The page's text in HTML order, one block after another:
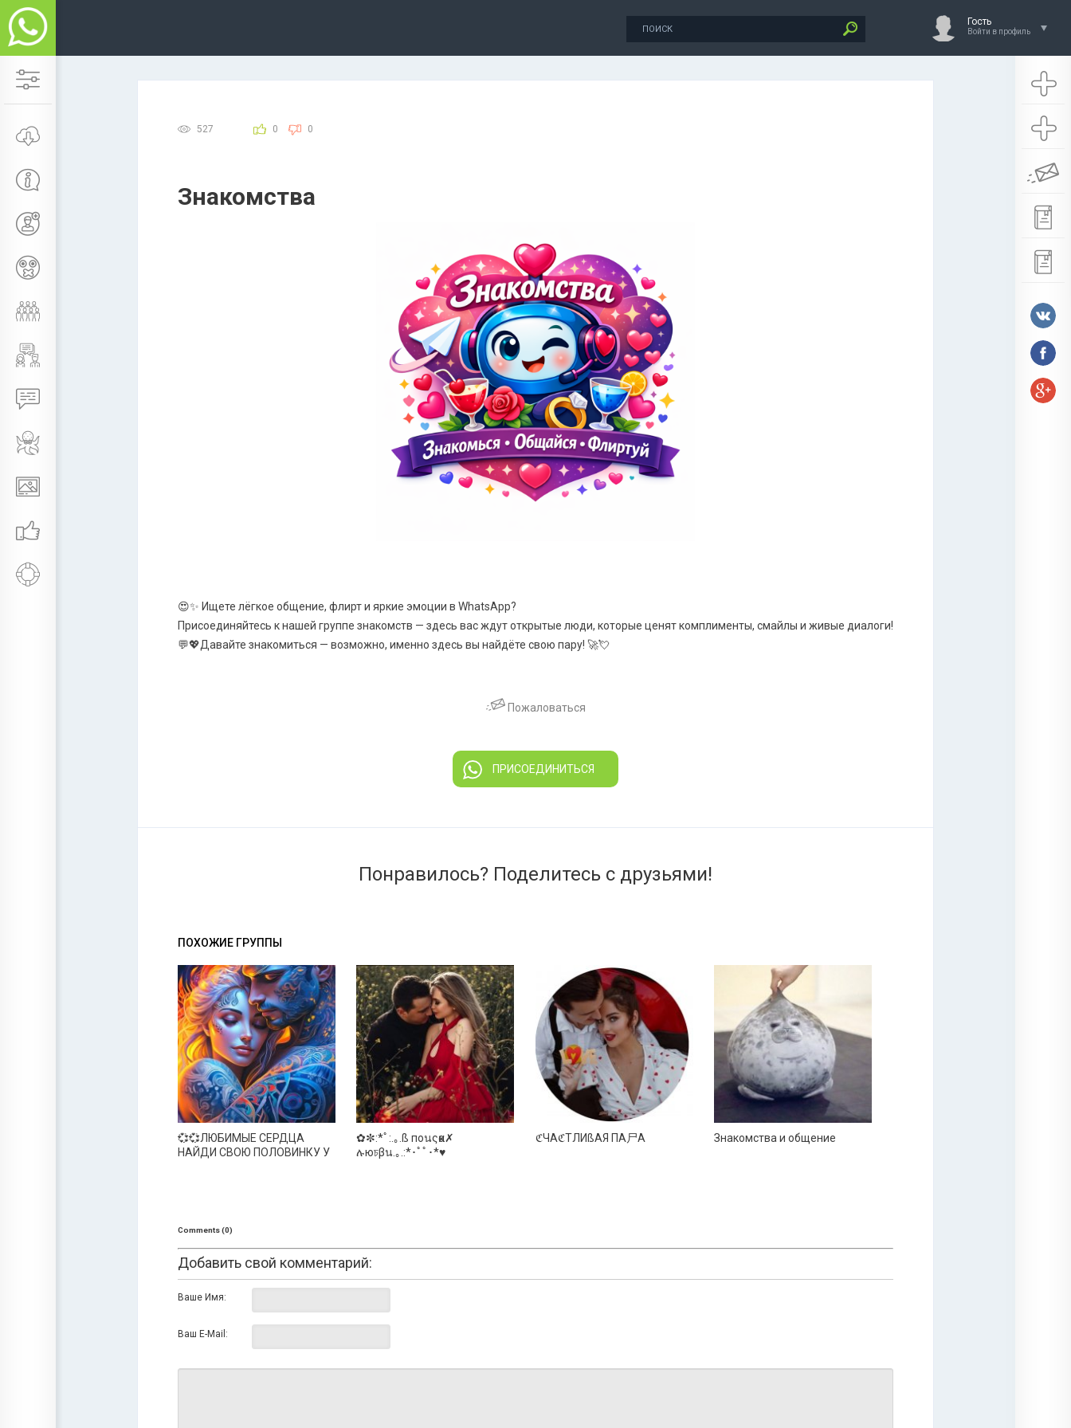
Гость
Войти в профиль
527 0 0
Знакомства
😍✨ Ищете лёгкое общение, флирт и яркие эмоции в WhatsApp?
Присоединяйтесь к нашей группе знакомств — здесь вас ждут открытые люди, которые ценят комплименты, смайлы и живые диалоги!
💬💖Давайте знакомиться — возможно, именно здесь вы найдёте свою пару! 🚀💘
Пожаловаться
ПРИСОЕДИНИТЬСЯ
Понравилось? Поделитесь с друзьями!
ПОХОЖИЕ ГРУППЫ
💞💞ЛЮБИМЫЕ СЕРДЦА
НАЙДИ СВОЮ ПОЛОВИНКУ У
✿✼:*ﾟ:.｡.ß поนςҝα✗
ሉюচβน.｡.:*･ﾟﾟ･*♥️
ℭЧАℭТЛИßАЯ ПА尸А Знакомства и общение
Comments (0)
Добавить свой комментарий:
Ваше Имя:
Ваш E-Mail: